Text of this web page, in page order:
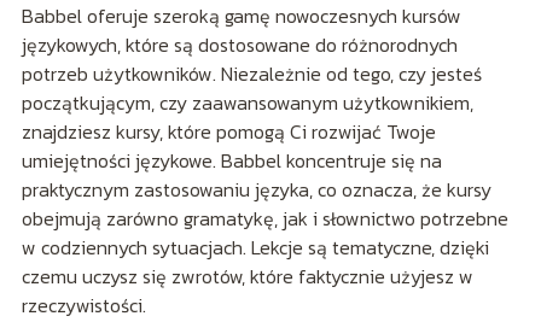
Babbel oferuje szeroką gamę nowoczesnych kursów
językowych, które są dostosowane do różnorodnych
potrzeb użytkowników. Niezależnie od tego, czy jesteś
początkującym, czy zaawansowanym użytkownikiem,
znajdziesz kursy, które pomogą Ci rozwijać Twoje
umiejętności językowe. Babbel koncentruje się na
praktycznym zastosowaniu języka, co oznacza, że kursy
obejmują zarówno gramatykę, jak i słownictwo potrzebne
w codziennych sytuacjach. Lekcje są tematyczne, dzięki
czemu uczysz się zwrotów, które faktycznie użyjesz w
rzeczywistości.